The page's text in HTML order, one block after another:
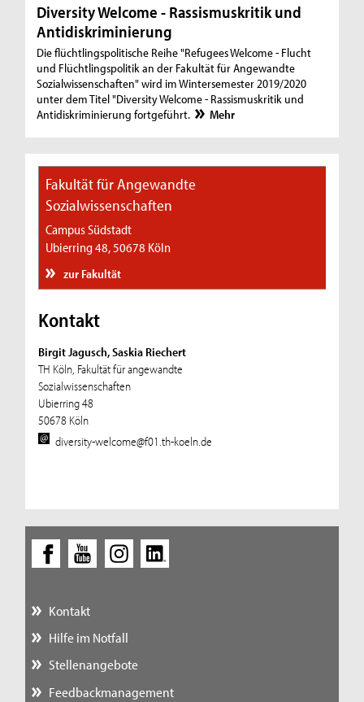
Diversity Welcome - Rassismuskritik und
Antidiskriminierung
Die flüchtlingspolitische Reihe "Refugees Welcome - Flucht
und Flüchtlingspolitik an der Fakultät für Angewandte
Sozialwissenschaften" wird im Wintersemester 2019/2020
unter dem Titel "Diversity Welcome - Rassismuskritik und
Antidiskriminierung fortgeführt.
Mehr
Fakultät für Angewandte
Sozialwissenschaften
Campus Südstadt
Ubierring 48, 50678 Köln
zur Fakultät
Kontakt
Birgit Jagusch, Saskia Riechert
TH Köln, Fakultät für angewandte
Sozialwissenschaften
Ubierring 48
50678 Köln
diversity-welcome@f01.th-koeln.de
Kontakt
Hilfe im Notfall
Stellenangebote
Feedbackmanagement